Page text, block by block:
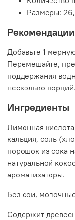
Размеры:
Добавьте 1
Перемешайте,
поддержания
несколько
Ингредиенты
Лимонная
кальция, соль
порошок из сока
натуральной
ароматизаторы.
Без сои,
Содержит